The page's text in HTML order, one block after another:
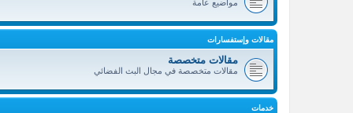
مواضيع عامة
مقالات وإستفسارات
مقالات متخصصة
مقالات متخصصة في مجال البث الفضائي
خدمات